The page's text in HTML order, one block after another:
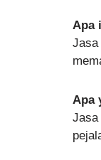
Apa
Jasa
Apa
Jasa